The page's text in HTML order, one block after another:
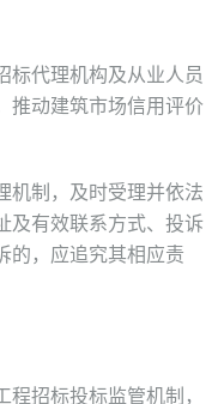
代理机构及从业人员
推动建筑市场信用评价
制，及时受理并依法
及有效联系方式、投诉
的，应追究其相应责
招标投标监管机制，